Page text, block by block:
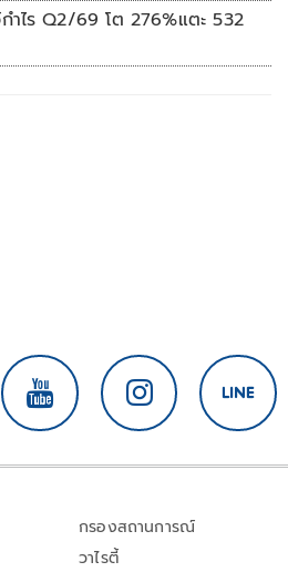
กำไร Q2/69 โต 276%แตะ 532
กรองสถานการณ์
วาไรตี้